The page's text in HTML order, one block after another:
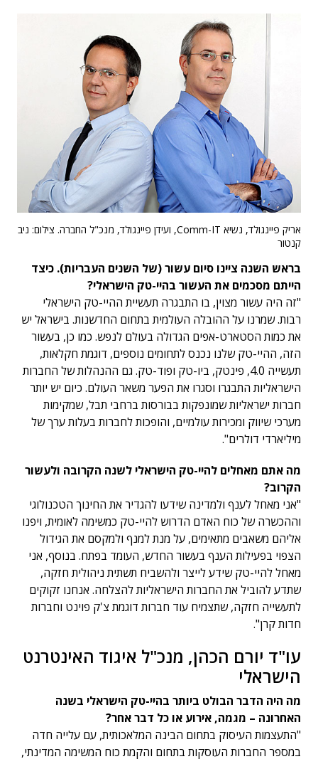
אריק פיינגולד, נשיא Comm-IT, ועידן פיינגולד, מנכ"ל החברה. צילום: ניב
קנטור
בראש השנה ציינו סיום עשור (של השנים העבריות). כיצד
הייתם מסכמים את העשור בהיי-טק הישראלי?
"זה היה עשור מצוין, בו התבגרה תעשיית ההיי-טק הישראלי
רבות. שמרנו על ההובלה העולמית בתחום החדשנות. בישראל יש
את כמות הסטארט-אפים הגדולה בעולם לנפש. כמו כן, בעשור
הזה, ההיי-טק שלנו נכנס לתחומים נוספים, דוגמת חקלאות,
תעשייה 4.0, פינטק, ביו-טק ופוד-טק. גם ההנהלות של החברות
הישראליות התבגרו וסגרו את הפער משאר העולם. כיום יש יותר
חברות ישראליות שמונפקות בבורסות ברחבי תבל, שמקימות
מערכי שיווק ומכירות עולמיים, והופכות לחברות בעלות ערך של
מיליארדי דולרים".
מה אתם מאחלים להיי-טק הישראלי לשנה הקרובה ולעשור
הקרוב?
"אני מאחל לענף ולמדינה שידעו להגדיר את החינוך הטכנולוגי
וההכשרה של כוח האדם הדרוש להיי-טק כמשימה לאומית, ויפנו
אליהם משאבים מתאימים, על מנת למנף ולמקסם את הגידול
הצפוי בפעילות הענף בעשור החדש, העומד בפתח. בנוסף, אני
מאחל להיי-טק שידע לייצר ולהשביח תשתית ניהולית חזקה,
שתדע להוביל את החברות הישראליות להצלחה. אנחנו זקוקים
לתעשייה חזקה, שתצמיח עוד חברות דוגמת צ'ק פוינט וחברות
חדות קרן".
עו"ד יורם הכהן, מנכ"ל איגוד האינטרנט
הישראלי
מה היה הדבר הבולט ביותר בהיי-טק הישראלי בשנה
האחרונה – מגמה, אירוע או כל דבר אחר?
"התעצמות העיסוק בתחום הבינה המלאכותית, עם עלייה חדה
במספר החברות העוסקות בתחום והקמת כוח המשימה המדינתי,